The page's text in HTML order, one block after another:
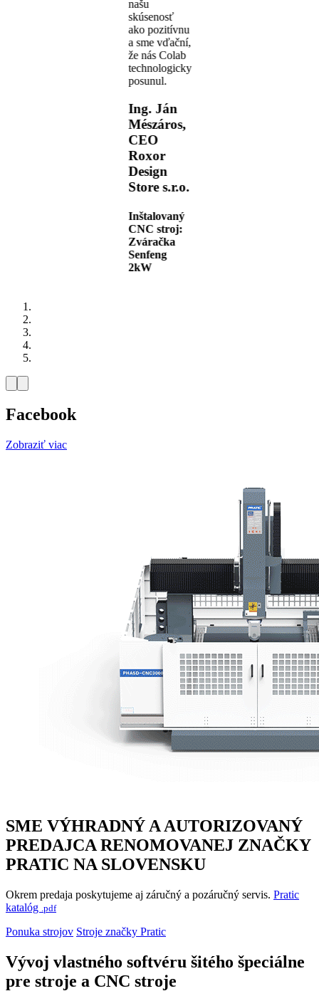
našu
skúsenosť
ako pozitívnu
a sme vďační,
že nás Colab
technologicky
posunul.
Ing. Ján
Mészáros,
CEO
Roxor
Design
Store s.r.o.
Inštalovaný
CNC stroj:
Zváračka
Senfeng
2kW
Facebook
Zobraziť viac
SME VÝHRADNÝ A AUTORIZOVANÝ
PREDAJCA RENOMOVANEJ ZNAČKY
PRATIC NA SLOVENSKU
Okrem predaja poskytujeme aj záručný a pozáručný servis. Pratic
katalóg .pdf
Ponuka strojov Stroje značky Pratic
Vývoj vlastného softvéru šitého špeciálne
pre stroje a CNC stroje